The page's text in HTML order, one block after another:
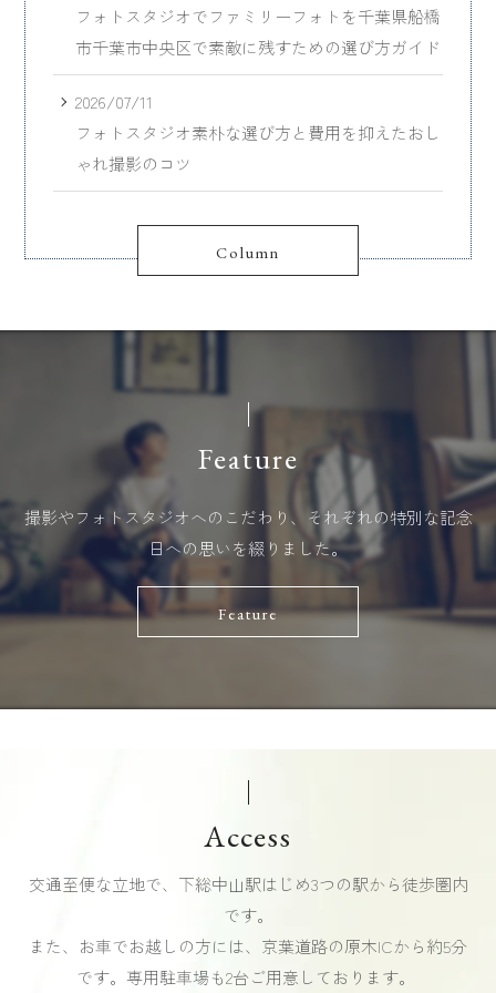
フォトスタジオでファミリーフォトを千葉県船橋
市千葉市中央区で素敵に残すための選び方ガイド
2026/07/11
フォトスタジオ素朴な選び方と費用を抑えたおし
ゃれ撮影のコツ
Column
Feature
撮影やフォトスタジオへのこだわり、それぞれの特別な記念
日への思いを綴りました。
Feature
Access
交通至便な立地で、下総中山駅はじめ3つの駅から徒歩圏内
です。
また、お車でお越しの方には、京葉道路の原木ICから約5分
です。専用駐車場も2台ご用意しております。